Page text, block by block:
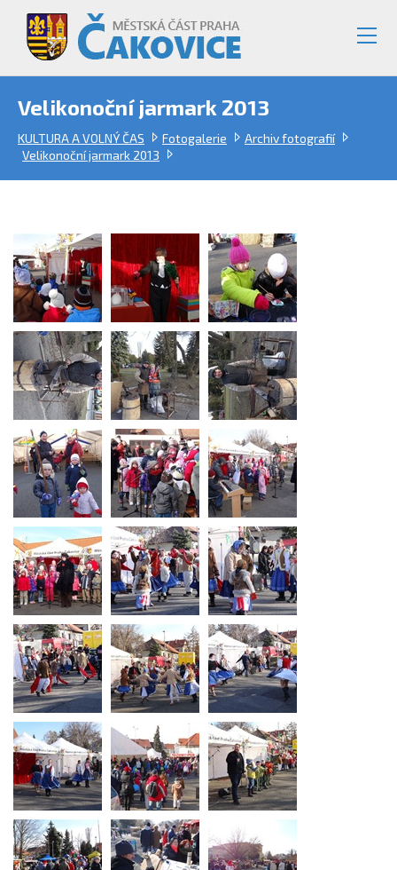
Velikonoční jarmark 2013
KULTURA A VOLNÝ ČAS Fotogalerie
Archiv fotografií
Velikonoční jarmark 2013